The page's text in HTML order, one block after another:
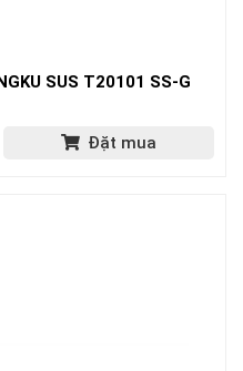
SUS T20101 SS-G
Đặt mua